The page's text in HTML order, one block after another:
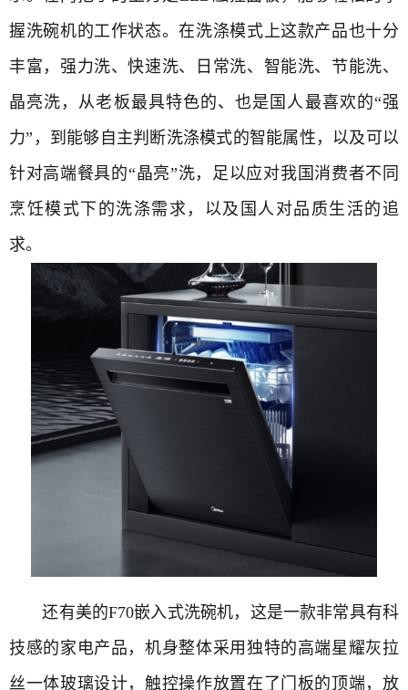
握洗碗机的工作状态。在洗涤模式上这款产品也十分
丰富，强力洗、快速洗、日常洗、智能洗、节能洗、
晶亮洗，从老板最具特色的、也是国人最喜欢的“强
力”，到能够自主判断洗涤模式的智能属性，以及可以
针对高端餐具的“晶亮”洗，足以应对我国消费者不同
烹饪模式下的洗涤需求，以及国人对品质生活的追
求。
还有美的F70嵌入式洗碗机，这是一款非常具有科
技感的家电产品，机身整体采用独特的高端星耀灰拉
丝一体玻璃设计，触控操作放置在了门板的顶端，放